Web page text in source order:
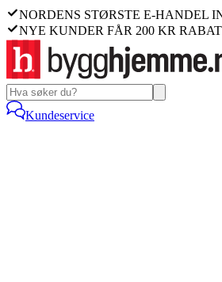
NORDENS STØRSTE E-HANDEL
NYE KUNDER FÅR 200 KR
Kundeservice